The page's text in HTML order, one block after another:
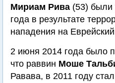
Мириам Рива (53) были
года в результате
нападения на
2 июня 2014 года было
что раввин Моше
Равава, в 2011 году